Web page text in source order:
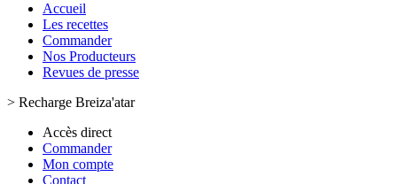
Accueil
Les recettes
Commander
Nos Producteurs
Revues de presse
> Recharge Breiza'atar
Accès direct
Commander
Mon compte
Contact